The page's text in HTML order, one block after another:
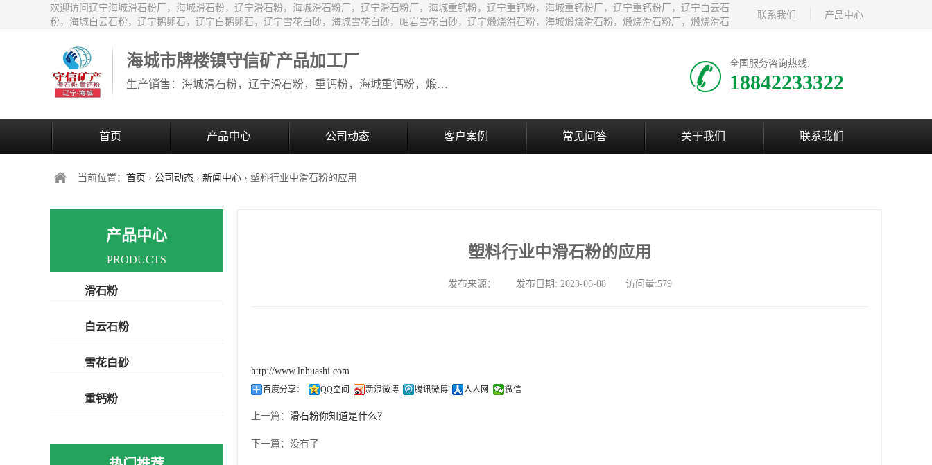
欢迎访问辽宁海城滑石粉厂，海城滑石粉，辽宁滑石粉，海城滑石粉厂，辽宁滑石粉厂，海城重钙粉，辽宁重钙粉，海城重钙粉厂，辽宁重钙粉厂，辽宁白云石
粉，海城白云石粉，辽宁鹅卵石，辽宁白鹅卵石，辽宁雪花白砂，海城雪花白砂，岫岩雪花白砂，辽宁煅烧滑石粉，海城煅烧滑石粉，煅烧滑石粉厂，煅烧滑石
联系我们 产品中心
海城市牌楼镇守信矿产品加工厂
生产销售：海城滑石粉，辽宁滑石粉，重钙粉，海城重钙粉，煅烧滑石颗粒等系列产品
全国服务咨询热线:
18842233322
首页 产品中心 公司动态 客户案例 常见问答 关于我们 联系我们
当前位置： 首页 › 公司动态 › 新闻中心 › 塑料行业中滑石粉的应用
塑料行业中滑石粉的应用
发布来源： 发布日期: 2023-06-08 访问量:579
http://www.lnhuashi.com
百度分享： QQ空间 新浪微博 腾讯微博 人人网 微信
上一篇： 滑石粉你知道是什么？
下一篇： 没有了
产品中心
PRODUCTS
滑石粉
白云石粉
雪花白砂
重钙粉